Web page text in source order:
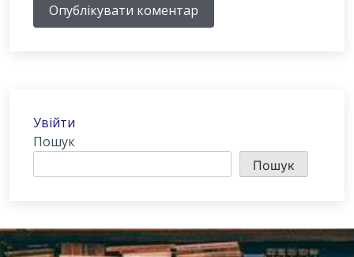
Опублікувати коментар
Увійти
Пошук
Пошук